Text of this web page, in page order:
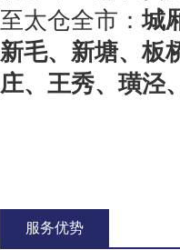
至太仓全市：城
新毛、新塘、板
庄、王秀、璜泾
服务优势